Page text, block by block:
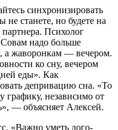
синхронизи­ровать
станете, но будете на
Психолог
надо больше
а жа­воронкам — вечером.
ко сну, вечером
еды». Как
депривацию сна. «То
графику, незави­симо от
— объясняет Алексей.
«Важно уметь дого­